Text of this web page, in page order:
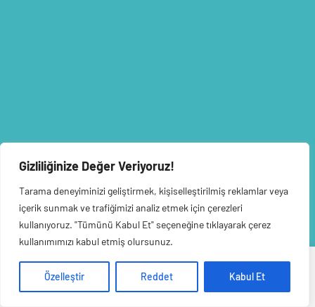
Gizliliğinize Değer Veriyoruz!
Tarama deneyiminizi geliştirmek, kişiselleştirilmiş reklamlar veya
içerik sunmak ve trafiğimizi analiz etmek için çerezleri
kullanıyoruz. "Tümünü Kabul Et" seçeneğine tıklayarak çerez
kullanımımızı kabul etmiş olursunuz.
Özelleştir Reddet Kabul Et
Veri politikasındaki amaçlarla sınırlı ve mevzuata uygun şekilde
çerez konumlandırmaktayız. Detaylar için
veri politikamızı
inceleyebilirsiniz.